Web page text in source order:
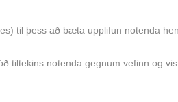
til þess að bæta upplifun notenda
tiltekins notenda gegnum vefinn og